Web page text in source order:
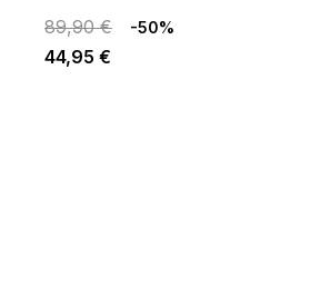
89,90 €
-50%
44,95 €